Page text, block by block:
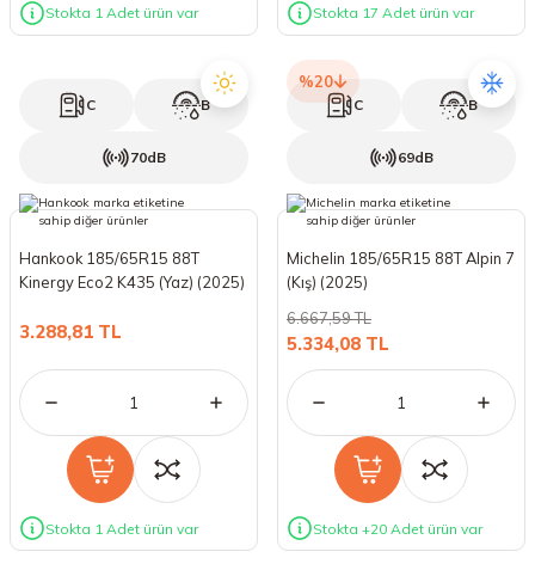
Stokta 1 Adet ürün var Stokta 17 Adet ürün var
C B
70dB
Hankook 185/65R15 88T
Kinergy Eco2 K435 (Yaz) (2025)
3.288,81 TL
Stokta 1 Adet ürün var
%20
C B
69dB
Michelin 185/65R15 88T Alpin 7
(Kış) (2025)
5.334,08 TL
6.667,59 TL
Stokta +20 Adet ürün var